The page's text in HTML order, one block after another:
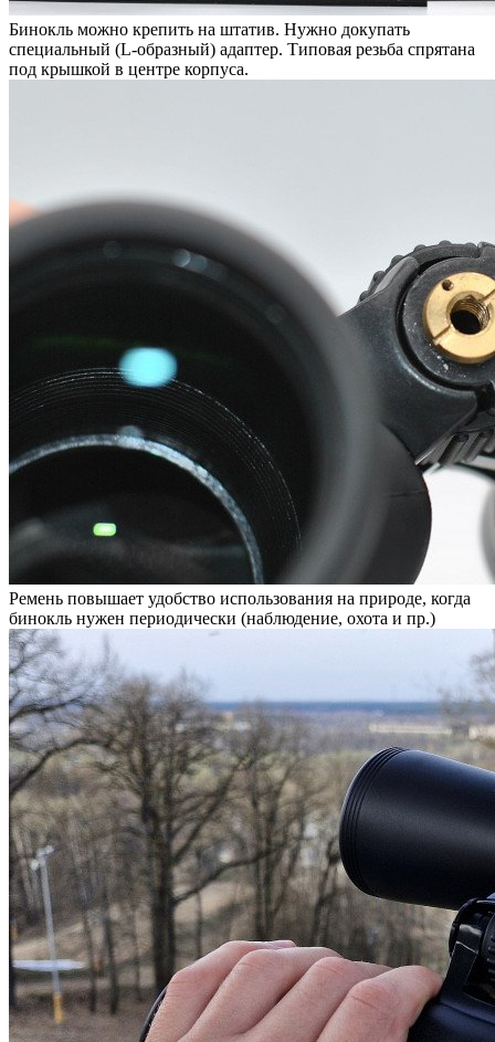
Бинокль можно крепить на штатив. Нужно докупать
специальный (L-образный) адаптер. Типовая резьба спрятана
под крышкой в центре корпуса.
Ремень повышает удобство использования на природе, когда
бинокль нужен периодически (наблюдение, охота и пр.)